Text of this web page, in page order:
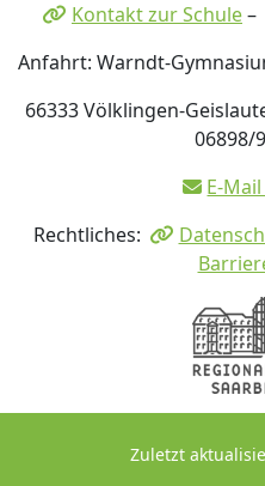
Kontakt zur Schule–
Anfahrt: Warndt-
66333 Völklingen-
06898/
E-
Rechtliches:
Zuletzt